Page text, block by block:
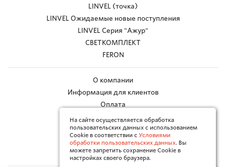
LINVEL (точка)
LINVEL Ожидаемые новые поступления
LINVEL Серия "Ажур"
СВЕТКОМПЛЕКТ
FERON
О компании
Информация для клиентов
Оплата
Работа с браком
Каталоги в PDF
Контакты
На сайте осуществляется обработка
пользовательских данных с использованием
Cookie в соответствии с Условиями
обработки пользовательских данных. Вы
можете запретить сохранение Cookie в
настройках своего браузера.